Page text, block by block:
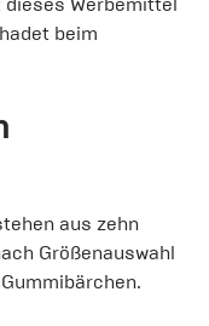
beim
aus zehn
Größenauswahl